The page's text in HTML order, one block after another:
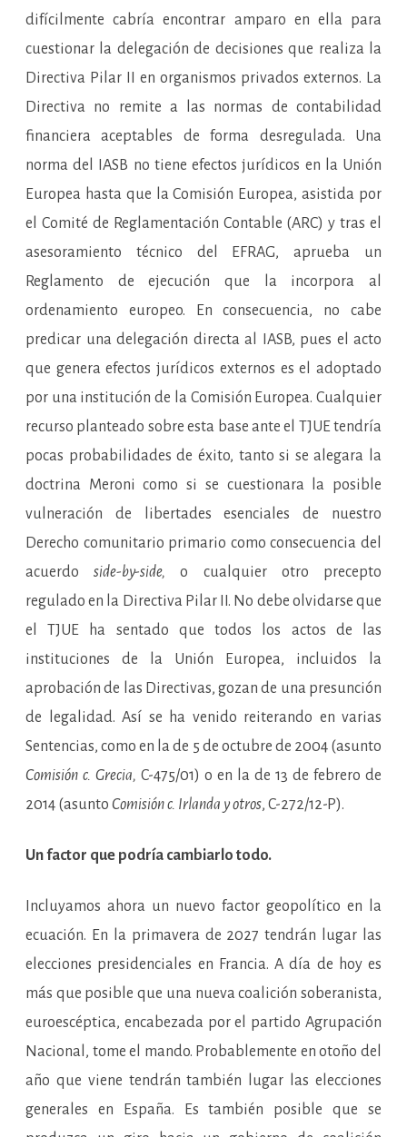
difícilmente cabría encontrar amparo en ella para
cuestionar la delegación de decisiones que realiza la
Directiva Pilar II en organismos privados externos. La
Directiva no remite a las normas de contabilidad
financiera aceptables de forma desregulada. Una
norma del IASB no tiene efectos jurídicos en la Unión
Europea hasta que la Comisión Europea, asistida por
el Comité de Reglamentación Contable (ARC) y tras el
asesoramiento técnico del EFRAG, aprueba un
Reglamento de ejecución que la incorpora al
ordenamiento europeo. En consecuencia, no cabe
predicar una delegación directa al IASB, pues el acto
que genera efectos jurídicos externos es el adoptado
por una institución de la Comisión Europea. Cualquier
recurso planteado sobre esta base ante el TJUE tendría
pocas probabilidades de éxito, tanto si se alegara la
doctrina Meroni como si se cuestionara la posible
vulneración de libertades esenciales de nuestro
Derecho comunitario primario como consecuencia del
acuerdoside-by-side, o cualquier otro precepto
regulado en la Directiva Pilar II. No debe olvidarse que
el TJUE ha sentado que todos los actos de las
instituciones de la Unión Europea, incluidos la
aprobación de las Directivas, gozan de una presunción
de legalidad. Así se ha venido reiterando en varias
Sentencias, como en la de 5 de octubre de 2004 (asunto
Comisión c. Grecia, C-475/01) o en la de 13 de febrero de
2014 (asunto Comisión c. Irlanda y otros, C-272/12-P).
Un factor que podría cambiarlo todo.
Incluyamos ahora un nuevo factor geopolítico en la
ecuación. En la primavera de 2027 tendrán lugar las
elecciones presidenciales en Francia. A día de hoy es
más que posible que una nueva coalición soberanista,
euroescéptica, encabezada por el partido Agrupación
Nacional, tome el mando. Probablemente en otoño del
año que viene tendrán también lugar las elecciones
generales en España. Es también posible que se